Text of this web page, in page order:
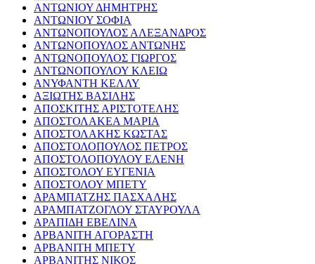
ΑΝΤΩΝΙΟΥ ΔΗΜΗΤΡΗΣ
ΑΝΤΩΝΙΟΥ ΣΟΦΙΑ
ΑΝΤΩΝΟΠΟΥΛΟΣ ΑΛΕΞΑΝΔΡΟΣ
ΑΝΤΩΝΟΠΟΥΛΟΣ ΑΝΤΩΝΗΣ
ΑΝΤΩΝΟΠΟΥΛΟΣ ΓΙΩΡΓΟΣ
ΑΝΤΩΝΟΠΟΥΛΟΥ ΚΛΕΙΩ
ΑΝΥΦΑΝΤΗ ΚΕΛΛΥ
ΑΞΙΩΤΗΣ ΒΑΣΙΛΗΣ
ΑΠΟΣΚΙΤΗΣ ΑΡΙΣΤΟΤΕΛΗΣ
ΑΠΟΣΤΟΛΑΚΕΑ ΜΑΡΙΑ
ΑΠΟΣΤΟΛΑΚΗΣ ΚΩΣΤΑΣ
ΑΠΟΣΤΟΛΟΠΟΥΛΟΣ ΠΕΤΡΟΣ
ΑΠΟΣΤΟΛΟΠΟΥΛΟΥ ΕΛΕΝΗ
ΑΠΟΣΤΟΛΟΥ ΕΥΓΕΝΙΑ
ΑΠΟΣΤΟΛΟΥ ΜΠΕΤΥ
ΑΡΑΜΠΑΤΖΗΣ ΠΑΣΧΑΛΗΣ
ΑΡΑΜΠΑΤΖΟΓΛΟΥ ΣΤΑΥΡΟΥΛΑ
ΑΡΑΠΙΔΗ ΕΒΕΛΙΝΑ
ΑΡΒΑΝΙΤΗ ΑΓΟΡΑΣΤΗ
ΑΡΒΑΝΙΤΗ ΜΠΕΤΥ
ΑΡΒΑΝΙΤΗΣ ΝΙΚΟΣ